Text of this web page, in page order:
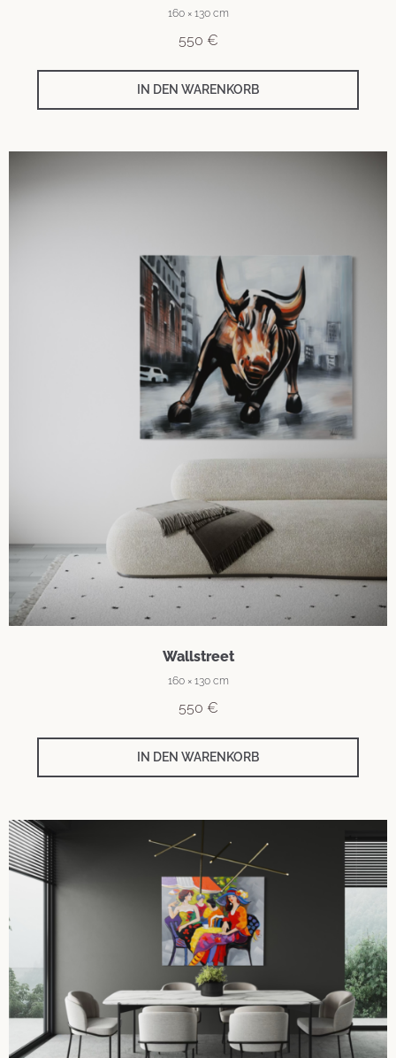
160 × 130 cm
550 €
IN DEN WARENKORB
Wallstreet
160 × 130 cm
550 €
IN DEN WARENKORB